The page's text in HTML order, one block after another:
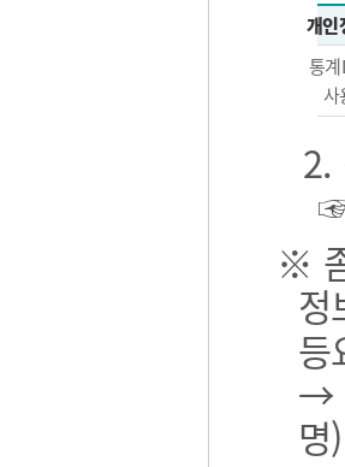
개인
통
사
2.
※
정
등
→